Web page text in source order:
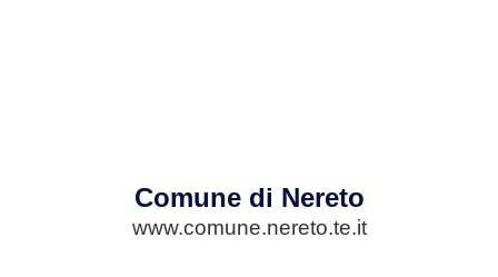
Comune di Nereto
www.comune.nereto.te.it